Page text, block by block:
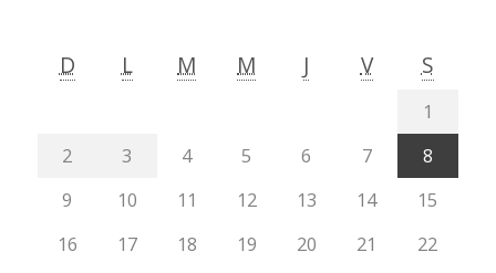
D L M M J V S
1
2
3 4 5 6 7
8
9
10 11 12 13 14
15
16
17 18 19 20 21
22